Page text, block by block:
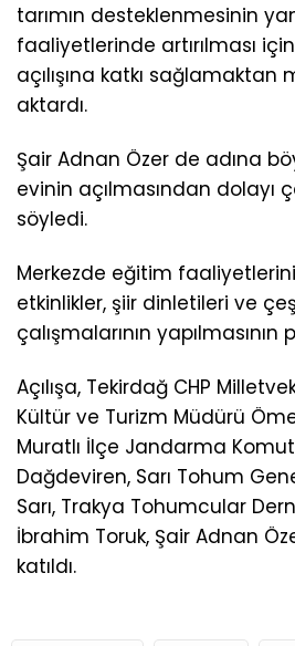
tarımın desteklenmesinin
faaliyetlerinde artırılması
açılışına katkı sağlamaktan
aktardı.
Şair Adnan Özer de adına
evinin açılmasından dolayı
söyledi.
Merkezde eğitim
etkinlikler, şiir dinletileri ve
çalışmalarının yapılmasının
Açılışa, Tekirdağ CHP
Kültür ve Turizm Müdürü
Muratlı İlçe Jandarma
Dağdeviren, Sarı Tohum
Sarı, Trakya Tohumcular
İbrahim Toruk, Şair Adnan
katıldı.